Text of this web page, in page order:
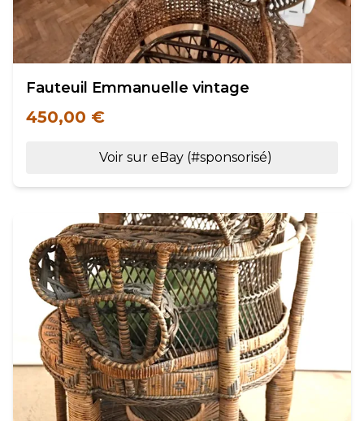
Fauteuil Emmanuelle vintage
450,00 €
Voir sur eBay (#sponsorisé)